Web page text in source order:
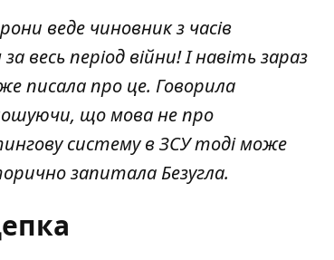
веде чиновник з часів
весь період війни! І навіть зараз
писала про це. Говорила
що мова не про
систему в ЗСУ тоді може
запитала Безугла.